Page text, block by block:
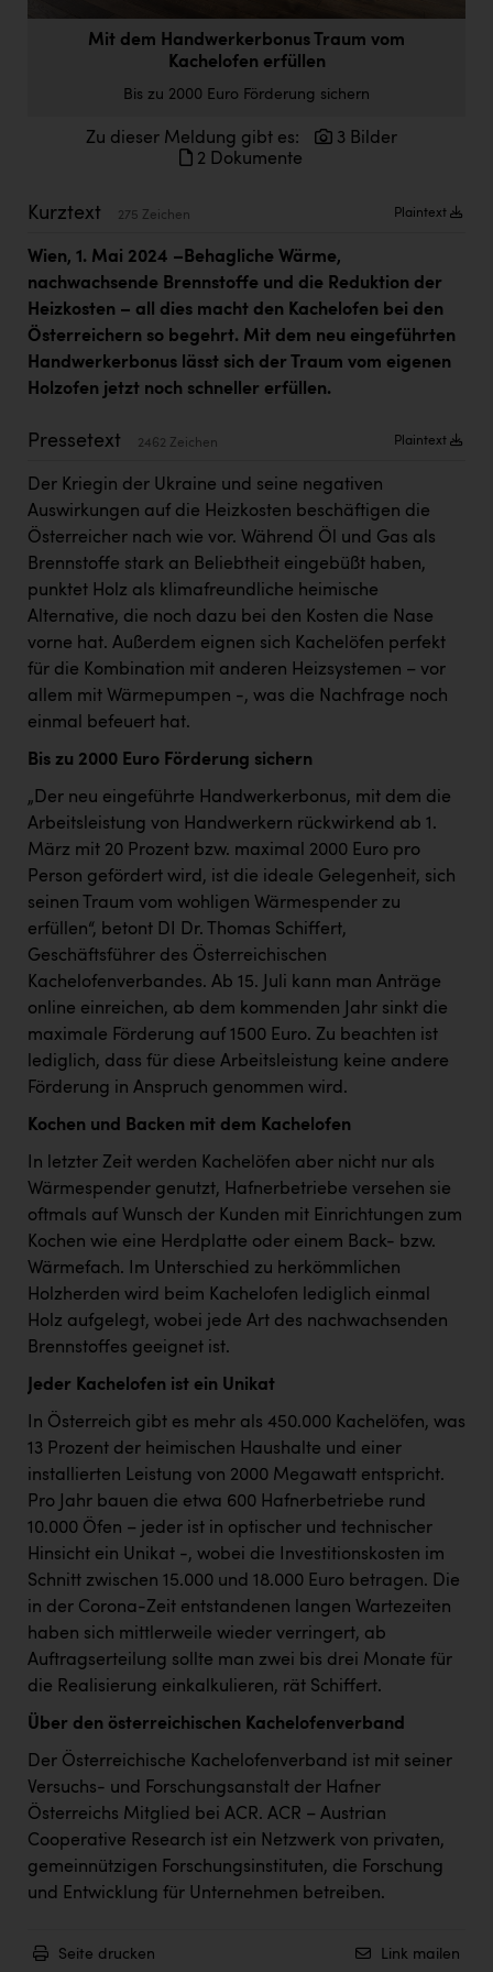
Doppler Gruppe
Firmenradl
HIG Infomotion Group
IFE Austria GmbH
Immotech
INTERSPAR
INTERSPORT Austria
Kärcher
Karin Liedl
KEBA
KIWI Kinderwunsch Institut Dr. Loimer
KLIPP Frisör
Kleider Bauer
Kremsmüller Anlagenbau GmbH
Maximarkt
Oldtimer Raststationen und Motorhotels
Österreichischer Kachelofenverband
Passage Linz
PÜSPÖK
REMAX
RE/MAX Welcome
Resch&Frisch
RUBBLE MASTER
Ruderclub Wels
SCHMACHTL GmbH
Schwingshandl - automation technology gmbh
Smurfit Westrock Nettingsdorf
TCL
TGW Logistics
TRAILOMAT & Cycling Austria
VERITAS
Vorlagenportal
Wir besiegen Krebs
Wirtschaftskammer OÖ
ZGONC
ZULuft - Zukunft Luft Austria
z.l.ö.
Mit dem Handwerkerbonus Traum vom
Kachelofen erfüllen
Bis zu 2000 Euro Förderung sichern
Zu dieser Meldung gibt es:
3 Bilder
2 Dokumente
Kurztext 275 Zeichen Plaintext
Wien, 1. Mai 2024 – Behagliche Wärme,
nachwachsende Brennstoffe und die Reduktion der
Heizkosten – all dies macht den Kachelofen bei den
Österreichern so begehrt. Mit dem neu eingeführten
Handwerkerbonus lässt sich der Traum vom eigenen
Holzofen jetzt noch schneller erfüllen.
Pressetext 2462 Zeichen Plaintext
Der Kriegin der Ukraine und seine negativen
Auswirkungen auf die Heizkosten beschäftigen die
Österreicher nach wie vor. Während Öl und Gas als
Brennstoffe stark an Beliebtheit eingebüßt haben,
punktet Holz als klimafreundliche heimische
Alternative, die noch dazu bei den Kosten die Nase
vorne hat. Außerdem eignen sich Kachelöfen perfekt
für die Kombination mit anderen Heizsystemen – vor
allem mit Wärmepumpen -, was die Nachfrage noch
einmal befeuert hat.
Bis zu 2000 Euro Förderung sichern
„Der neu eingeführte Handwerkerbonus, mit dem die
Arbeitsleistung von Handwerkern rückwirkend ab 1.
März mit 20 Prozent bzw. maximal 2000 Euro pro
Person gefördert wird, ist die ideale Gelegenheit, sich
seinen Traum vom wohligen Wärmespender zu
erfüllen“, betont DI Dr. Thomas Schiffert,
Geschäftsführer des Österreichischen
Kachelofenverbandes. Ab 15. Juli kann man Anträge
online einreichen, ab dem kommenden Jahr sinkt die
maximale Förderung auf 1500 Euro. Zu beachten ist
lediglich, dass für diese Arbeitsleistung keine andere
Förderung in Anspruch genommen wird.
Kochen und Backen mit dem Kachelofen
In letzter Zeit werden Kachelöfen aber nicht nur als
Wärmespender genutzt, Hafnerbetriebe versehen sie
oftmals auf Wunsch der Kunden mit Einrichtungen zum
Kochen wie eine Herdplatte oder einem Back- bzw.
Wärmefach. Im Unterschied zu herkömmlichen
Holzherden wird beim Kachelofen lediglich einmal
Holz aufgelegt, wobei jede Art des nachwachsenden
Brennstoffes geeignet ist.
Jeder Kachelofen ist ein Unikat
In Österreich gibt es mehr als 450.000 Kachelöfen, was
13 Prozent der heimischen Haushalte und einer
installierten Leistung von 2000 Megawatt entspricht.
Pro Jahr bauen die etwa 600 Hafnerbetriebe rund
10.000 Öfen – jeder ist in optischer und technischer
Hinsicht ein Unikat -, wobei die Investitionskosten im
Schnitt zwischen 15.000 und 18.000 Euro betragen. Die
in der Corona-Zeit entstandenen langen Wartezeiten
haben sich mittlerweile wieder verringert, ab
Auftragserteilung sollte man zwei bis drei Monate für
die Realisierung einkalkulieren, rät Schiffert.
Über den österreichischen Kachelofenverband
Der Österreichische Kachelofenverband ist mit seiner
Versuchs- und Forschungsanstalt der Hafner
Österreichs Mitglied bei ACR. ACR – Austrian
Cooperative Research ist ein Netzwerk von privaten,
gemeinnützigen Forschungsinstituten, die Forschung
und Entwicklung für Unternehmen betreiben.
Seite drucken Link mailen